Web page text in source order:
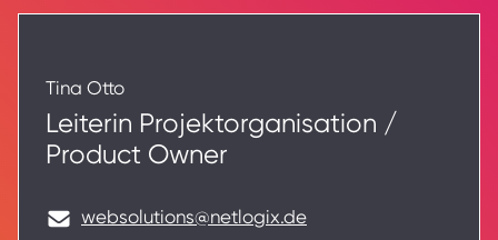
Tina Otto
Leiterin Projektorganisation /
Product Owner
websolutions@netlogix.de